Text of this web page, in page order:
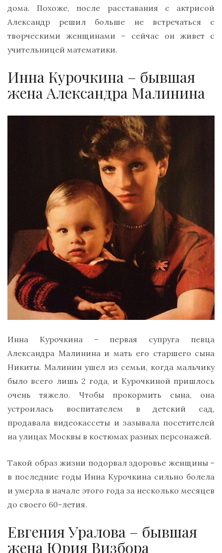
дома. Похоже, после расставания с актрисой
Александр решил больше не встречаться с
творческими женщинами – сейчас он живет с
учительницей математики.
Инна Курочкина – бывшая
жена Александра Малинина
Инна Курочкина – первая супруга певца
Александра Малинина и мать его старшего сына
Никиты. Малинин ушел из семьи, когда мальчику
было всего лишь 2 года, и Курочкиной пришлось
очень тяжело. Чтобы прокормить сына, она
устроилась воспитателем в детский сад,
продавала видеокассеты и зазывала посетителей
на улицах Москвы в костюмах разных персонажей.
Такой образ жизни подорвал здоровье женщины –
в последние годы Инна Курочкина сильно болела
и умерла в начале этого года за несколько месяцев
до своего 60-летия.
Евгения Уралова – бывшая
жена Юрия Визбора